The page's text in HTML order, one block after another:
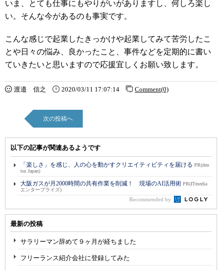
いま、とても仕事にもやりがいがありますし、何しろ楽し
い。そんな今があるのも事実です。
こんな感じで起業したきっかけや起業してみて苦労したこ
とや日々の悩み、良かったこと、事件などを定期的に書い
ていきたいと思いますので応援宜しくお願い致します。
渡邉 信之 2020/03/11 17:07:14 Comment(0)
次の投稿へ
以下の記事が関連あるようです
「楽しさ」を感じ、人の心を動かすクリエイティビティを届ける PR(den
tsu Japan)
大阪ガスが月2000時間の共有作業を削減！ 現場のAI活用術 PR(ITmedia
エンタープライズ)
Recommended by
最新の投稿
サラリーマン辞めて９ヶ月が経ちました
フリーランス紹介会社に登録してみた